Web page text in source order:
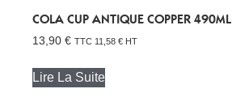
COLA CUP ANTIQUE COPPER 490ML
13,90 € TTC 11,58 € HT
Lire La Suite